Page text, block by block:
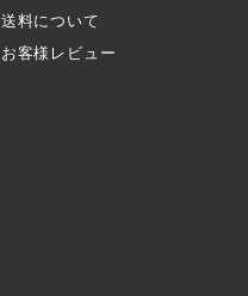
送料について
お客様レビュー